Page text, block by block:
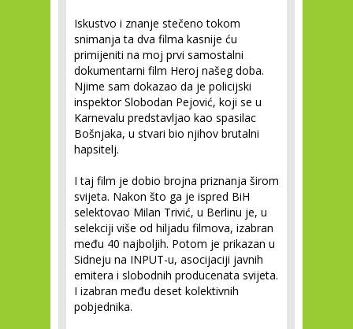
Iskustvo i znanje stečeno tokom
snimanja ta dva filma kasnije ću
primijeniti na moj prvi samostalni
dokumentarni film Heroj našeg doba.
Njime sam dokazao da je policijski
inspektor Slobodan Pejović, koji se u
Karnevalu predstavljao kao spasilac
Bošnjaka, u stvari bio njihov brutalni
hapsitelj.
I taj film je dobio brojna priznanja širom
svijeta. Nakon što ga je ispred BiH
selektovao Milan Trivić, u Berlinu je, u
selekciji više od hiljadu filmova, izabran
među 40 najboljih. Potom je prikazan u
Sidneju na INPUT-u, asocijaciji javnih
emitera i slobodnih producenata svijeta.
I izabran među deset kolektivnih
pobjednika.